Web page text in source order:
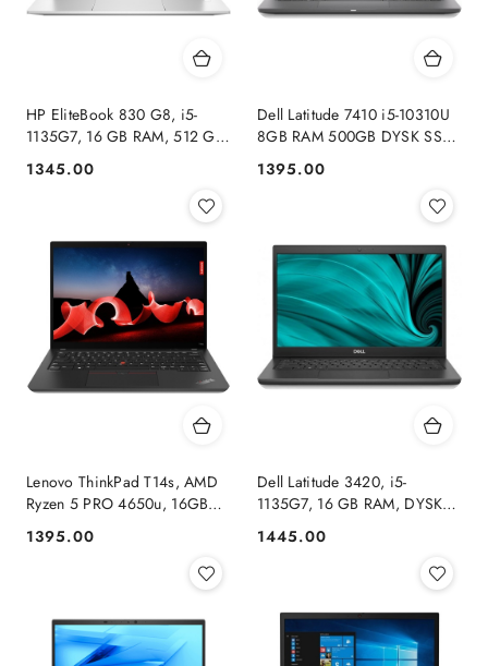
HP EliteBook 830 G8, i5-
1135G7, 16 GB RAM, 512 GB
Cena:
1345.00
Dell Latitude 7410 i5-10310U
8GB RAM 500GB DYSK SSD
Cena:
1395.00
Lenovo ThinkPad T14s, AMD
Ryzen 5 PRO 4650u, 16GB
RAM, DYSK 240GB SSD,
FHD, DOTYK, Windows 11
Cena:
1395.00
Dell Latitude 3420, i5-
1135G7, 16 GB RAM, DYSK
500 GB SSD, INTEL, FHD,
WINDOWS 11 PRO
Cena:
1445.00